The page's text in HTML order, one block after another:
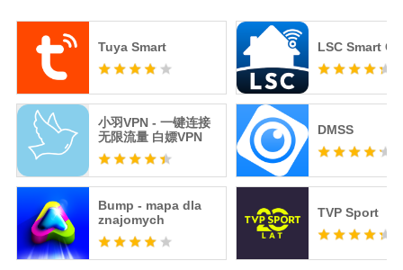
Tuya Smart
小羽VPN - 一键连接
无限流量 白嫖VPN
Bump - mapa dla
znajomych
LSC Smart
DMSS
TVP Sport